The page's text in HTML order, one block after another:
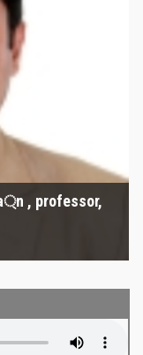
, professor,